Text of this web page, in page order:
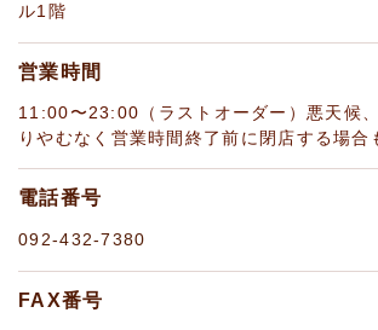
ル1階
営業時間
11:00〜23:00（ラストオーダー）悪天候
りやむなく営業時間終了前に閉店する場合
電話番号
092-432-7380
FAX番号